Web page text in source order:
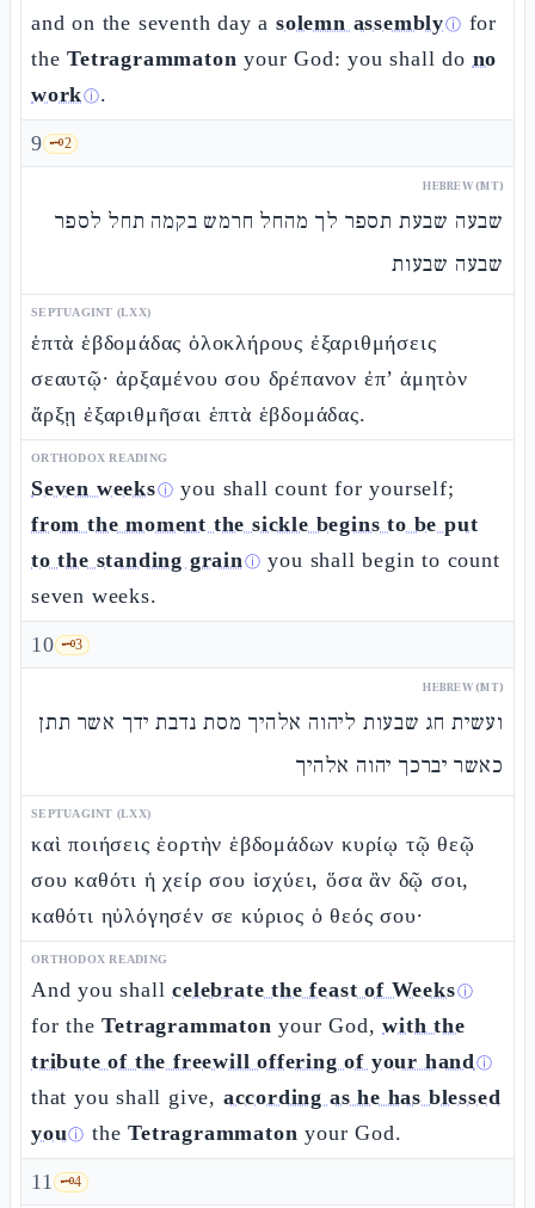
and on the seventh day asolemn assemblyⓘ for
theTetragrammaton your God: you shall do no
workⓘ.
9 🗝️2
HEBREW (MT)
שבעה שבעת תספר לך מהחל חרמש בקמה תחל לספר
שבעה שבעות
SEPTUAGINT (LXX)
ἑπτὰ ἑβδομάδας ὁλοκλήρους ἐξαριθμήσεις
σεαυτῷ· ἀρξαμένου σου δρέπανον ἐπ’ ἀμητὸν
ἄρξῃ ἐξαριθμῆσαι ἑπτὰ ἑβδομάδας.
ORTHODOX READING
Seven weeksⓘ you shall count for yourself;
from the moment the sickle begins to be put
to the standing grainⓘ you shall begin to count
seven weeks.
10 🗝️3
HEBREW (MT)
ועשית חג שבעות ליהוה אלהיך מסת נדבת ידך אשר תתן
כאשר יברכך יהוה אלהיך
SEPTUAGINT (LXX)
καὶ ποιήσεις ἑορτὴν ἑβδομάδων κυρίῳ τῷ θεῷ
σου καθότι ἡ χείρ σου ἰσχύει, ὅσα ἂν δῷ σοι,
καθότι ηὐλόγησέν σε κύριος ὁ θεός σου·
ORTHODOX READING
And you shallcelebrate the feast of Weeksⓘ
for theTetragrammaton your God,with the
tribute of the freewill offering of your handⓘ
that you shall give, according as he has blessed
youⓘ theTetragrammaton your God.
11 🗝️4